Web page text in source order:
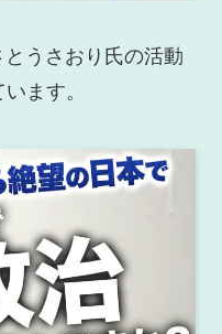
うさおり氏の活動
ます。